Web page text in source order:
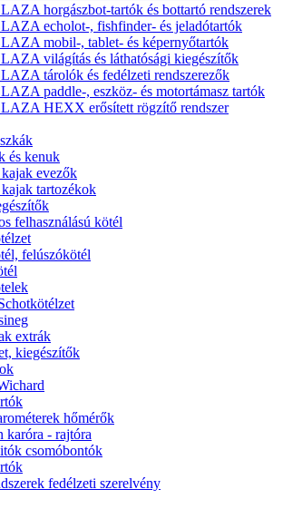
horgászbot-tartók és bottartó rendszerek
echolot-, fishfinder- és jeladótartók
mobil-, tablet- és képernyőtartók
világítás és láthatósági kiegészítők
tárolók és fedélzeti rendszerezők
paddle-, eszköz- és motortámasz tartók
HEXX erősített rögzítő rendszer
és kenuk
kajak evezők
kajak tartozékok
felhasználású kötél
felúszókötél
extrák
kiegészítők
hőmérők
karóra - rajtóra
csomóbontók
fedélzeti szerelvény